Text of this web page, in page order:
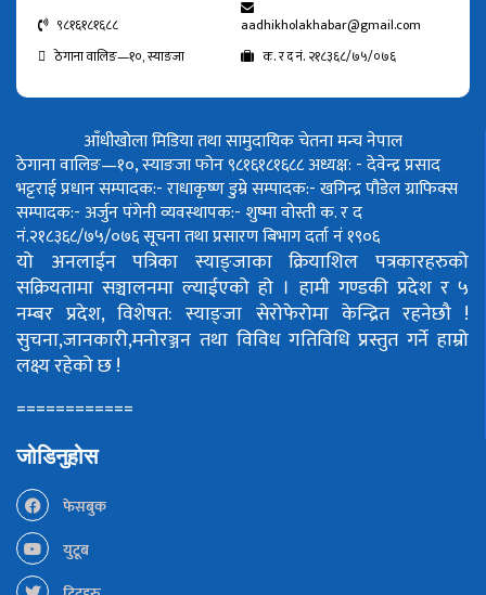
९८१६१८१६८८
aadhikholakhabar@gmail.com
ठेगाना वालिङ—१०, स्याङजा
क. र द नं. २१८३६८/७५/०७६
आँधीखोला मिडिया तथा सामुदायिक चेतना मन्च नेपाल
ठेगाना वालिङ—१०, स्याङजा फोन ९८१६१८१६८८अध्यक्ष: - देवेन्द्र प्रसाद
भट्टराईप्रधान सम्पादक:- राधाकृष्ण डुम्रेसम्पादक:- खगिन्द्र पौडेलग्राफिक्स
सम्पादक:- अर्जुन पंगेनीव्यवस्थापक:- शुष्मा वोस्तीक. र द
नं.२१८३६८/७५/०७६सूचना तथा प्रसारण बिभाग दर्ता नं १९०६
यो अनलाईन पत्रिका स्याङ्जाका क्रियाशिल पत्रकारहरुको
सक्रियतामा सञ्चालनमा ल्याईएको हो । हामी गण्डकी प्रदेश र ५
नम्बर प्रदेश, विशेषत: स्याङ्जा सेरोफेरोमा केन्द्रित रहनेछौ !
सुचना,जानकारी,मनोरञ्जन तथा विविध गतिविधि प्रस्तुत गर्ने हाम्रो
लक्ष्य रहेको छ !
============
जोडिनुहोस
फेसबुक
युटूब